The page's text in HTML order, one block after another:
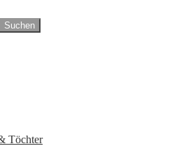
Suchen
Töchter